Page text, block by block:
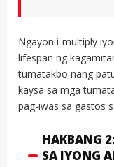
Ngayon i-multiply
lifespan ng
tumatakbo nang
kaysa sa mga
pag-iwas sa gastos
HAKBANG
SA IYONG